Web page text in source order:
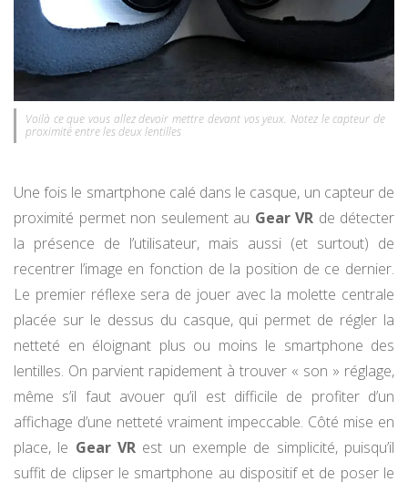
Voilà ce que vous allez devoir mettre devant vos yeux. Notez le capteur de
proximité entre les deux lentilles
Une fois le smartphone calé dans le casque, un capteur de
proximité permet non seulement au Gear VR de détecter
la présence de l’utilisateur, mais aussi (et surtout) de
recentrer l’image en fonction de la position de ce dernier.
Le premier réflexe sera de jouer avec la molette centrale
placée sur le dessus du casque, qui permet de régler la
netteté en éloignant plus ou moins le smartphone des
lentilles. On parvient rapidement à trouver « son » réglage,
même s’il faut avouer qu’il est difficile de profiter d’un
affichage d’une netteté vraiment impeccable. Côté mise en
place, le Gear VR est un exemple de simplicité, puisqu’il
suffit de clipser le smartphone au dispositif et de poser le